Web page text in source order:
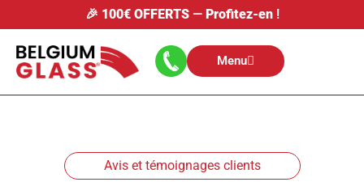
🎉 100€ OFFERTS— Profitez-en!
Menu
Avis et témoignages clients